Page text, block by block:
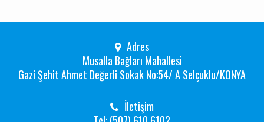
Adres
Musalla Bağları Mahallesi
Gazi Şehit Ahmet Değerli Sokak No:54/ A Selçuklu/KONYA
İletişim